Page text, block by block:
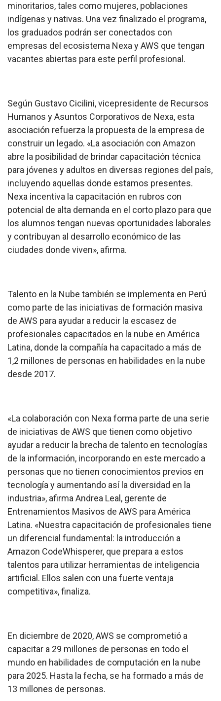
minoritarios, tales como mujeres, poblaciones
indígenas y nativas. Una vez finalizado el programa,
los graduados podrán ser conectados con
empresas del ecosistema Nexa y AWS que tengan
vacantes abiertas para este perfil profesional.
Según Gustavo Cicilini, vicepresidente de Recursos
Humanos y Asuntos Corporativos de Nexa, esta
asociación refuerza la propuesta de la empresa de
construir un legado. «La asociación con Amazon
abre la posibilidad de brindar capacitación técnica
para jóvenes y adultos en diversas regiones del país,
incluyendo aquellas donde estamos presentes.
Nexa incentiva la capacitación en rubros con
potencial de alta demanda en el corto plazo para que
los alumnos tengan nuevas oportunidades laborales
y contribuyan al desarrollo económico de las
ciudades donde viven», afirma.
Talento en la Nube también se implementa en Perú
como parte de las iniciativas de formación masiva
de AWS para ayudar a reducir la escasez de
profesionales capacitados en la nube en América
Latina, donde la compañía ha capacitado a más de
1,2 millones de personas en habilidades en la nube
desde 2017.
«La colaboración con Nexa forma parte de una serie
de iniciativas de AWS que tienen como objetivo
ayudar a reducir la brecha de talento en tecnologías
de la información, incorporando en este mercado a
personas que no tienen conocimientos previos en
tecnología y aumentando así la diversidad en la
industria», afirma Andrea Leal, gerente de
Entrenamientos Masivos de AWS para América
Latina. «Nuestra capacitación de profesionales tiene
un diferencial fundamental: la introducción a
Amazon CodeWhisperer, que prepara a estos
talentos para utilizar herramientas de inteligencia
artificial. Ellos salen con una fuerte ventaja
competitiva», finaliza.
En diciembre de 2020, AWS se comprometió a
capacitar a 29 millones de personas en todo el
mundo en habilidades de computación en la nube
para 2025. Hasta la fecha, se ha formado a más de
13 millones de personas.